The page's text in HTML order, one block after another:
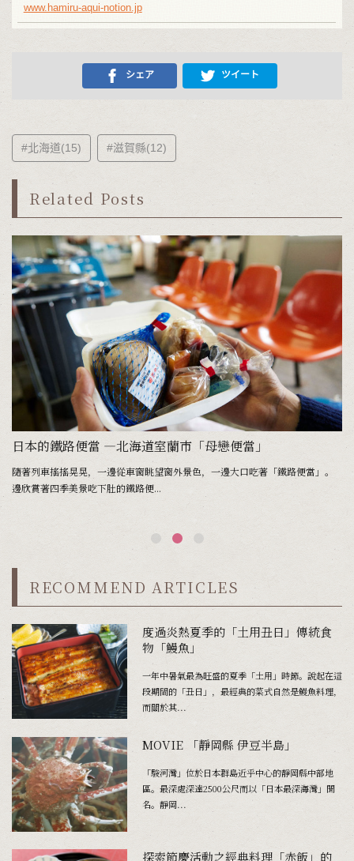
www.hamiru-aqui-notion.jp
シェア ツイート
#北海道(15) #滋賀縣(12)
Related Posts
日本的鐵路便當 ―北海道室蘭市「母戀便當」
隨著列車搖搖晃晃，一邊從車窗眺望窗外景色，一邊大口吃著「鐵路便當」。
邊欣賞著四季美景吃下肚的鐵路便...
RECOMMEND ARTICLES
度過炎熱夏季的「土用丑日」傳統食
物「鰻魚」
一年中暑氣最為旺盛的夏季「土用」時節。說起在這
段期間的「丑日」，最經典的菜式自然是鰻魚料理，
而關於其...
MOVIE 「靜岡縣 伊豆半島」
「駿河灣」位於日本群島近乎中心的靜岡縣中部地
區。最深處深達2500公尺而以「日本最深海灣」聞
名。靜岡...
探索節慶活動之經典料理「赤飯」的